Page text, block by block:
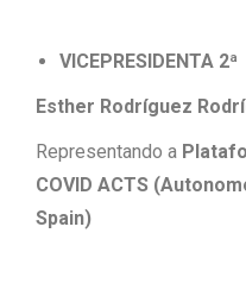
VICEPRESIDENTA 2ª
Esther Rodríguez
Representando a
COVID ACTS
Spain)